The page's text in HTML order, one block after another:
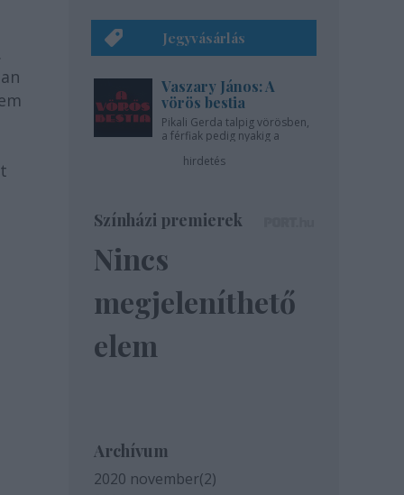
Jegyvásárlás
Vaszary János: A
vörös bestia
Pikali Gerda talpig vörösben,
a férfiak pedig nyakig a
hirdetés
Színházi premierek
Nincs
megjeleníthető
elem
Archívum
2020 november(2)